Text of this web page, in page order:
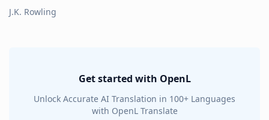
J.K. Rowling
Get started with OpenL
Unlock Accurate AI Translation in 100+ Languages
with OpenL Translate